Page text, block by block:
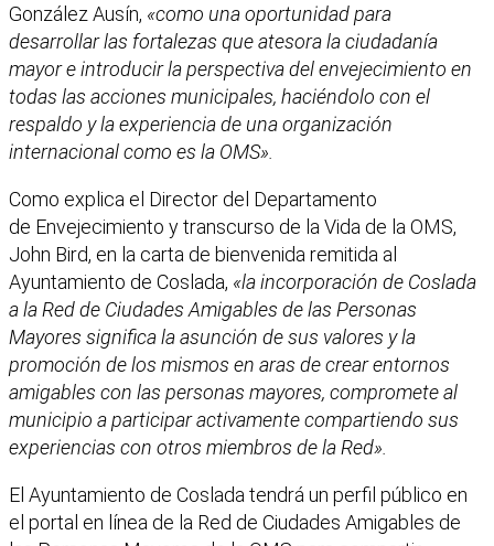
González Ausín, «como una oportunidad para
desarrollar las fortalezas que atesora la ciudadanía
mayor e introducir la perspectiva del envejecimiento en
todas las acciones municipales, haciéndolo con el
respaldo y la experiencia de una organización
internacional como es la OMS».
Como explica el Director del Departamento
de Envejecimiento y transcurso de la Vida de la OMS,
John Bird, en la carta de bienvenida remitida al
Ayuntamiento de Coslada, «la incorporación de Coslada
a la Red de Ciudades Amigables de las Personas
Mayores significa la asunción de sus valores y la
promoción de los mismos en aras de crear entornos
amigables con las personas mayores, compromete al
municipio a participar activamente compartiendo sus
experiencias con otros miembros de la Red».
El Ayuntamiento de Coslada tendrá un perfil público en
el portal en línea de la Red de Ciudades Amigables de